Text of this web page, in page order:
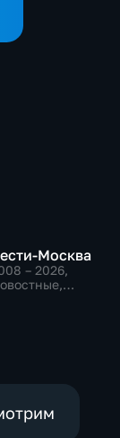
Москва
– 2026,